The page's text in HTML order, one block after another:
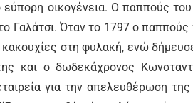
οικογένεια. Ο παππούς
Γαλάτσι. Όταν το 1797 ο
στη φυλακή, ενώ
και ο δωδεκάχρονος
για την απελευθέρωση